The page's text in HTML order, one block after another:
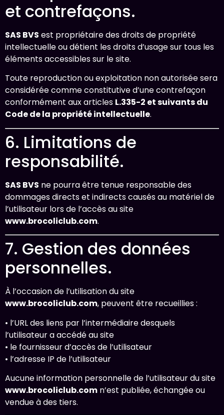
et contrefaçons.
SAS BVS est propriétaire des droits de propriété
intellectuelle ou détient les droits d’usage sur tous les
éléments accessibles sur le site.
Toute reproduction ou exploitation non autorisée sera
considérée comme constitutive d’une contrefaçon
conformément aux articles L.335-2 et suivants du
Code de la propriété intellectuelle.
6. Limitations de
responsabilité.
SAS BVS ne pourra être tenue responsable des
dommages directs et indirects causés au matériel de
l’utilisateur lors de l’accès au site
www.brocoliclub.com.
7. Gestion des données
personnelles.
À l’occasion de l’utilisation du site
www.brocoliclub.com, peuvent être recueillies :
• l’URL des liens par l’intermédiaire desquels
l’utilisateur a accédé au site
• le fournisseur d’accès de l’utilisateur
• l’adresse IP de l’utilisateur
Aucune information personnelle de l’utilisateur du site
www.brocoliclub.com n’est publiée, échangée ou
vendue à des tiers.